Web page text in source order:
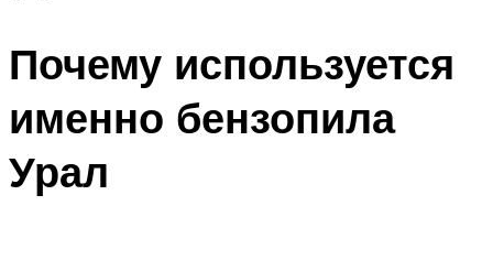
Почему используется
именно бензопила
Урал